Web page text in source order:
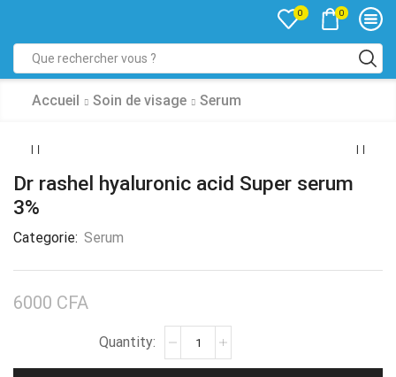
0 0
Accueil Soin de visage Serum
Dr rashel hyaluronic acid Super serum
3%
Categorie: Serum
6000 CFA